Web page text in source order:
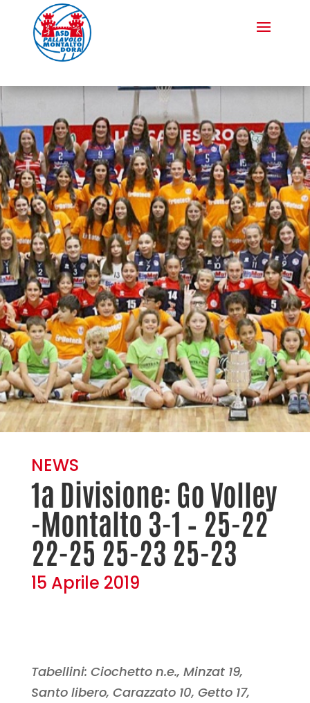
NEWS
1a Divisione: Go Volley
-Montalto 3-1 – 25-22
22-25 25-23 25-23
15 Aprile 2019
Tabellini: Ciochetto n.e., Minzat 19,
Santo libero, Carazzato 10, Getto 17,